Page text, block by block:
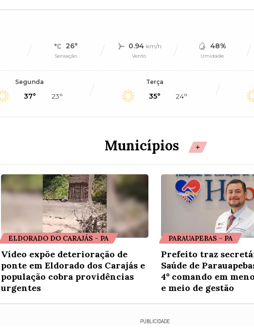
26°
Sensação
0.94 km/h
Vento
48%
Umidade
Segunda
37° 23°
Terça
35° 24°
Municípios +
ELDORADO DO CARAJÁS - PA
Vídeo expõe deterioração de
ponte em Eldorado dos Carajás e
população cobra providências
urgentes
PARAUAPEBAS - PA
Prefeito traz
Saúde de
4º comando em
e meio de gestão
PUBLICIDADE